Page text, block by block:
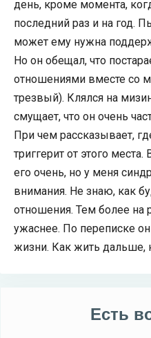
день, кроме момента,
последний раз и на год.
может ему нужна
Но он обещал, что
отношениями вместе со
трезвый). Клялся на
смущает, что он очень
При чем рассказывает,
триггерит от этого
его очень, но у меня
внимания. Не знаю, как
отношения. Тем более на
ужаснее. По переписке
жизни. Как жить дальше,
Есть